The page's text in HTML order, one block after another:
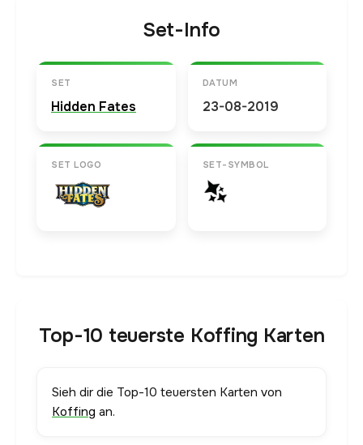
Set-Info
SET
Hidden Fates
DATUM
23-08-2019
SET LOGO SET-SYMBOL
Top-10 teuerste Koffing Karten
Sieh dir die Top-10 teuersten Karten von
Koffing an.